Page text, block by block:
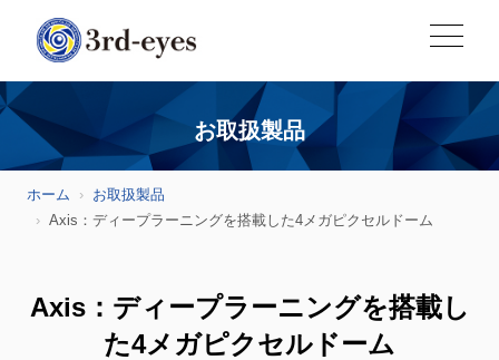
お取扱製品
ホーム
お取扱製品
Axis：ディープラーニングを搭載した4メガピクセルドーム
Axis：ディープラーニングを搭載し
た4メガピクセルドーム